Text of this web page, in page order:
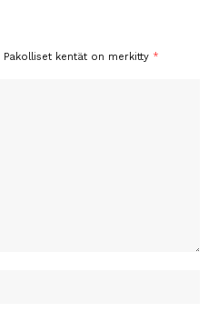
Pakolliset kentät on merkitty *